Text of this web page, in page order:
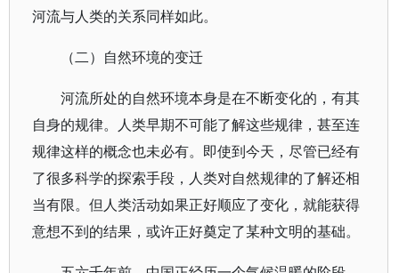
河流与人类的关系同样如此。
（二）自然环境的变迁
河流所处的自然环境本身是在不断变化的，有其
自身的规律。人类早期不可能了解这些规律，甚至连
规律这样的概念也未必有。即使到今天，尽管已经有
了很多科学的探索手段，人类对自然规律的了解还相
当有限。但人类活动如果正好顺应了变化，就能获得
意想不到的结果，或许正好奠定了某种文明的基础。